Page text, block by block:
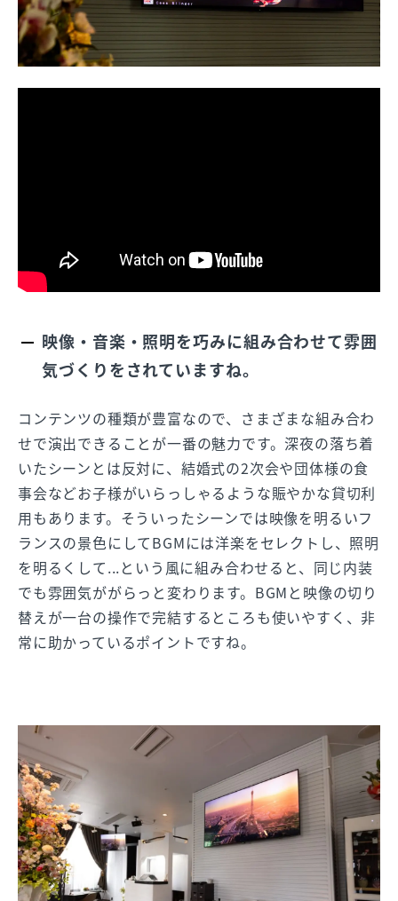
映像・音楽・照明を巧みに組み合わせて雰囲
気づくりをされていますね。
コンテンツの種類が豊富なので、さまざまな組み合わ
せで演出できることが一番の魅力です。深夜の落ち着
いたシーンとは反対に、結婚式の2次会や団体様の食
事会などお子様がいらっしゃるような賑やかな貸切利
用もあります。そういったシーンでは映像を明るいフ
ランスの景色にしてBGMには洋楽をセレクトし、照明
を明るくして...という風に組み合わせると、同じ内装
でも雰囲気ががらっと変わります。BGMと映像の切り
替えが一台の操作で完結するところも使いやすく、非
常に助かっているポイントですね。